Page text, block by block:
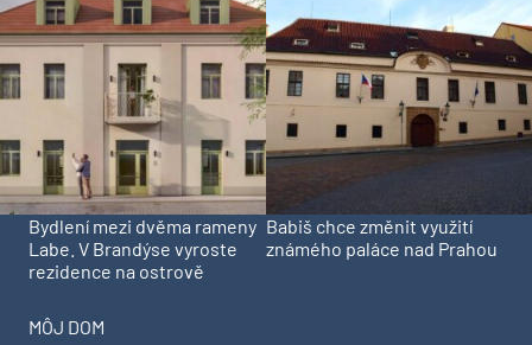
Bydlení mezi dvěma rameny
Labe. V Brandýse vyroste
rezidence na ostrově
Babiš chce změnit využití
známého paláce nad Prahou
MÔJ DOM